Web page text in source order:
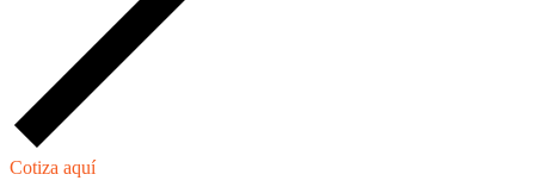
Cotiza aquí